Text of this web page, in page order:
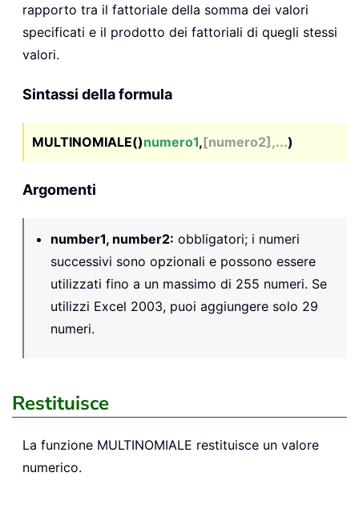
rapporto tra il fattoriale della somma dei valori
specificati e il prodotto dei fattoriali di quegli stessi
valori.
Sintassi della formula
MULTINOMIALE()numero1,[numero2],...)
Argomenti
number1, number2: obbligatori; i numeri
successivi sono opzionali e possono essere
utilizzati fino a un massimo di 255 numeri. Se
utilizzi Excel 2003, puoi aggiungere solo 29
numeri.
Restituisce
La funzione MULTINOMIALE restituisce un valore
numerico.